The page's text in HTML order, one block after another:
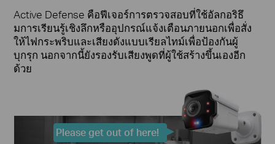
Active Defense คือฟีเจอร์การตรวจสอบที่ใช้อัลกอริธึ
มการเรียนรู้เชิงลึกหรืออุปกรณ์แจ้งเตือนภายนอกเพื่อสั่ง
ให้ไฟกระพริบและเสียงดังแบบเรียลไทม์เพื่อป้องกันผู้
บุกรุก นอกจากนี้ยังรองรับเสียงพูดที่ผู้ใช้สร้างขึ้นเองอีก
ด้วย
Please get out of here!